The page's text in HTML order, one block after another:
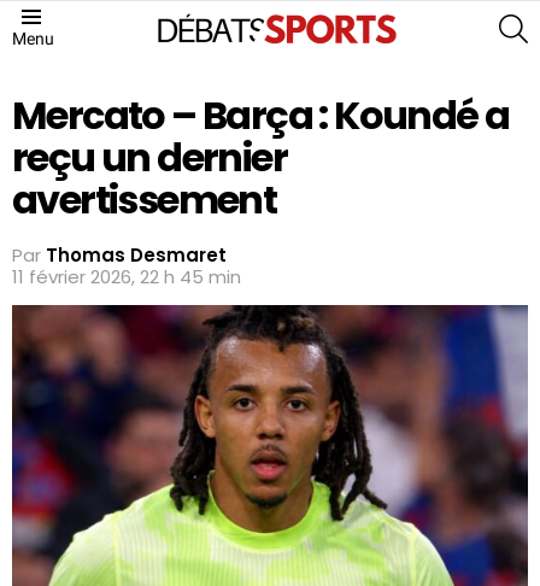
Menu
Mercato – Barça : Koundé a
reçu un dernier
avertissement
Par Thomas Desmaret
11 février 2026, 22 h 45 min